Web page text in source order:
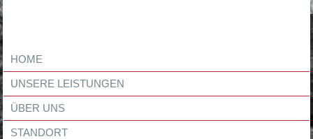
HOME
UNSERE LEISTUNGEN
ÜBER UNS
STANDORT